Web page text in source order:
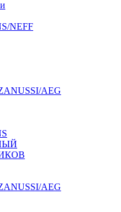
NEFF
AEG
AEG